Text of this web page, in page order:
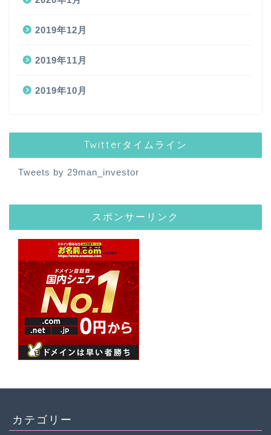
2019年12月
2019年11月
2019年10月
Twitterタイムライン
Tweets by 29man_investor
スポンサーリンク
カテゴリー